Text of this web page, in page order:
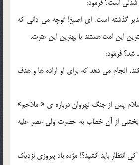
شدني است؟ فرمود:
گذشته است. اي اصبغ! توچه مي داني که
اين امت هستند يا بهترين اين عترت.
فرمود:
انجام مي دهد که براي او اراده ها و هدف
پس از جنگ نهروان درباره ي « ملاحم»
از آن خطاب به حضرت ولي عصر عليه
انتظار بايد کشيد؟! مژده باد پيروزي نزديک